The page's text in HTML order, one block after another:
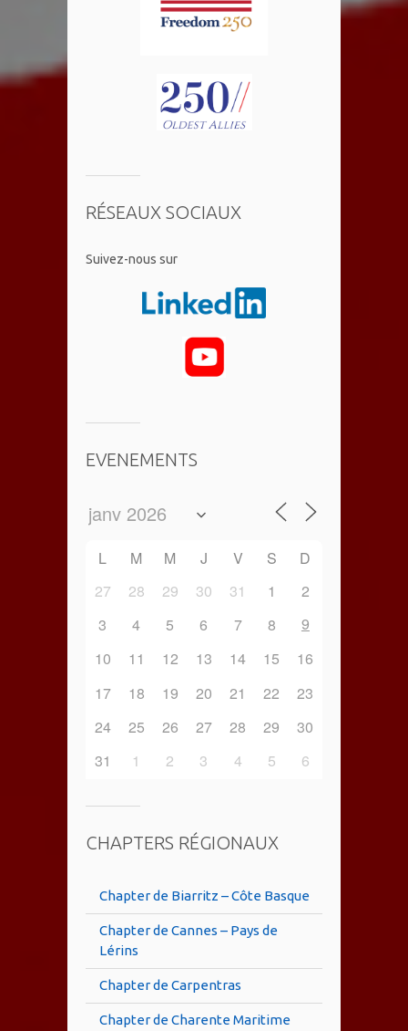
RÉSEAUX SOCIAUX
​Suivez-nous sur
EVENEMENTS
L M M J V S
D
27
28 29 30 31 1
2
3
4 5 6 7 8
9
10
11 12 13 14 15
16
17
18 19 20 21 22
23
24
25 26 27 28 29
30
31
1 2 3 4 5 6
CHAPTERS RÉGIONAUX
Chapter de Biarritz – Côte Basque
Chapter de Cannes – Pays de
Lérins
Chapter de Carpentras
Chapter de Charente Maritime